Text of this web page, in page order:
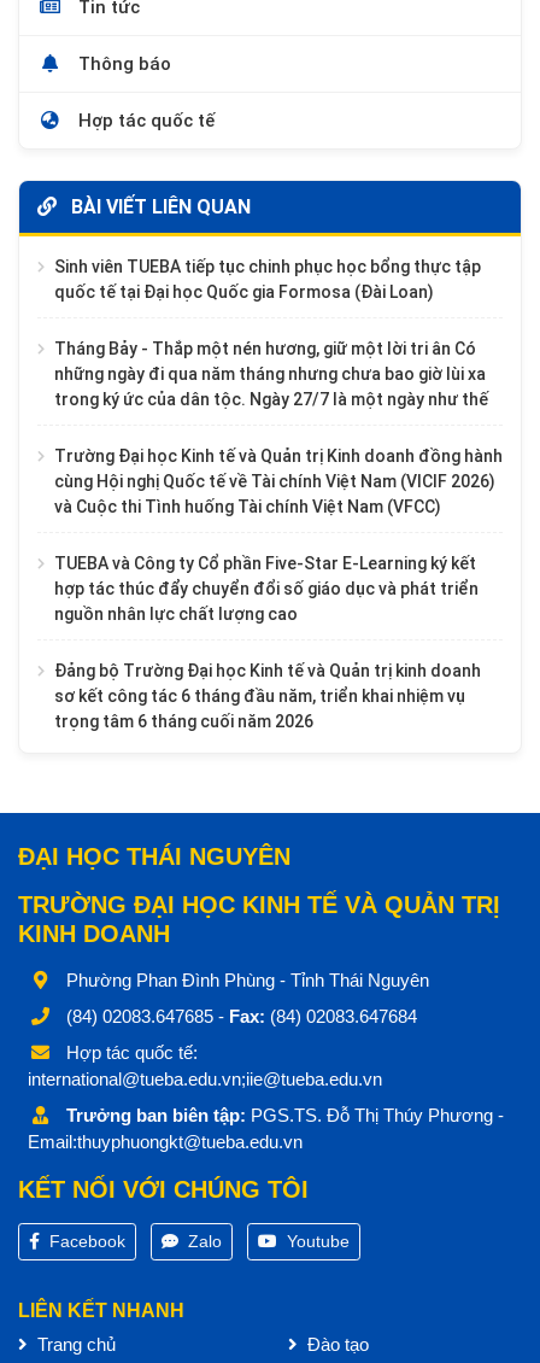
Tin tức
Thông báo
Hợp tác quốc tế
BÀI VIẾT LIÊN QUAN
Sinh viên TUEBA tiếp tục chinh phục học bổng thực tập
quốc tế tại Đại học Quốc gia Formosa (Đài Loan)
Tháng Bảy - Thắp một nén hương, giữ một lời tri ân Có
những ngày đi qua năm tháng nhưng chưa bao giờ lùi xa
trong ký ức của dân tộc. Ngày 27/7 là một ngày như thế
Trường Đại học Kinh tế và Quản trị Kinh doanh đồng hành
cùng Hội nghị Quốc tế về Tài chính Việt Nam (VICIF 2026)
và Cuộc thi Tình huống Tài chính Việt Nam (VFCC)
TUEBA và Công ty Cổ phần Five-Star E-Learning ký kết
hợp tác thúc đẩy chuyển đổi số giáo dục và phát triển
nguồn nhân lực chất lượng cao
Đảng bộ Trường Đại học Kinh tế và Quản trị kinh doanh
sơ kết công tác 6 tháng đầu năm, triển khai nhiệm vụ
trọng tâm 6 tháng cuối năm 2026
ĐẠI HỌC THÁI NGUYÊN
TRƯỜNG ĐẠI HỌC KINH TẾ VÀ QUẢN TRỊ
KINH DOANH
Phường Phan Đình Phùng - Tỉnh Thái Nguyên
(84) 02083.647685 - Fax: (84) 02083.647684
Hợp tác quốc tế:
international@tueba.edu.vn;iie@tueba.edu.vn
Trưởng ban biên tập: PGS.TS. Đỗ Thị Thúy Phương -
Email:thuyphuongkt@tueba.edu.vn
KẾT NỐI VỚI CHÚNG TÔI
Facebook Zalo Youtube
LIÊN KẾT NHANH
Trang chủ
Đào tạo